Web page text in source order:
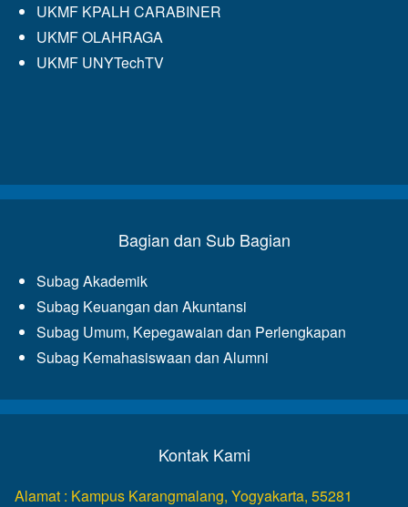
UKMF KPALH CARABINER
UKMF OLAHRAGA
UKMF UNYTechTV
Bagian dan Sub Bagian
Subag Akademik
Subag Keuangan dan Akuntansi
Subag Umum, Kepegawaian dan Perlengkapan
Subag Kemahasiswaan dan Alumni
Kontak Kami
Alamat : Kampus Karangmalang, Yogyakarta, 55281